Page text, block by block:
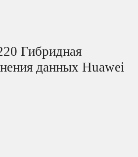
Гибридная
данных Huawei